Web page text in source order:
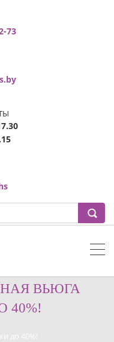
73
ВЬЮГА
40%!
до 40%!